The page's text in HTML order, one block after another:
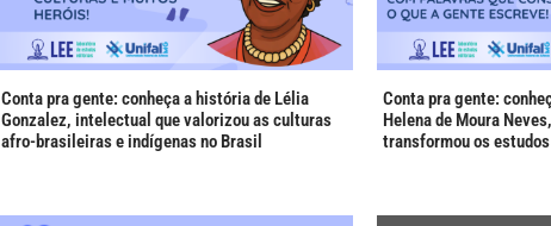
Conta pra gente: conheça a história de Lélia
Gonzalez, intelectual que valorizou as culturas
afro-brasileiras e indígenas no Brasil
Conta pra gente:
Helena de Moura
transformou os